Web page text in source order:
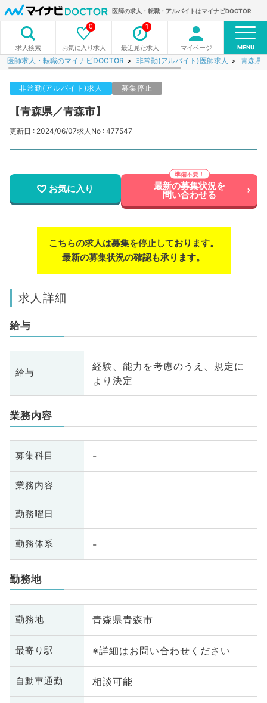
医師の求人・転職・アルバイトはマイナビDOCTOR
求人検索 お気に入り求人
0
最近見た求人
1
マイページ MENU
医師求人・転職のマイナビDOCTOR 非常勤(アルバイト)医師求人 青森県
非常勤(アルバイト)求人 募集停止
【青森県／青森市】
更新日 : 2024/06/07求人No : 477547
お気に入り 最新の募集状況を
問い合わせる
こちらの求人は募集を停止しております。
最新の募集状況の確認も承ります。
求人詳細
給与
給与
経験、能力を考慮のうえ、規定に
より決定
業務内容
募集科目 -
業務内容
勤務曜日
勤務体系 -
勤務地
勤務地 青森県青森市
最寄り駅 ※詳細はお問い合わせください
自動車通勤 相談可能